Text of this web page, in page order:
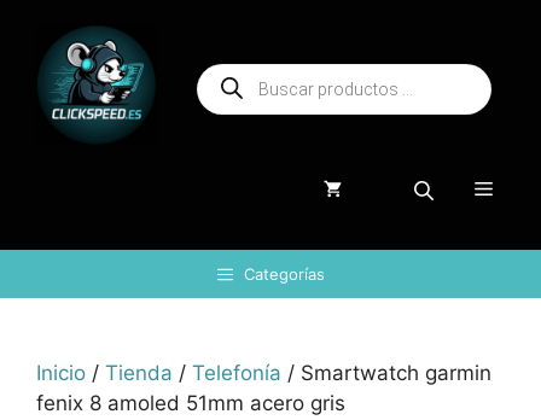
contenido
Búsqueda
de
productos
Menú
Categorías
Inicio / Tienda / Telefonía / Smartwatch garmin
fenix 8 amoled 51mm acero gris